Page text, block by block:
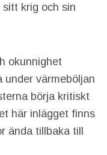
krig och sin
okunnighet
under värmeböljan
börja kritiskt
här inlägget finns
ända tillbaka till